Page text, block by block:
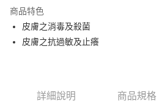
萊爾富取貨付款
每筆NT$80，滿NT$799(含以上)免運費
7-11取貨付款
商品特色
皮膚之消毒及殺菌
皮膚之抗過敏及止癢
詳細說明 商品規格